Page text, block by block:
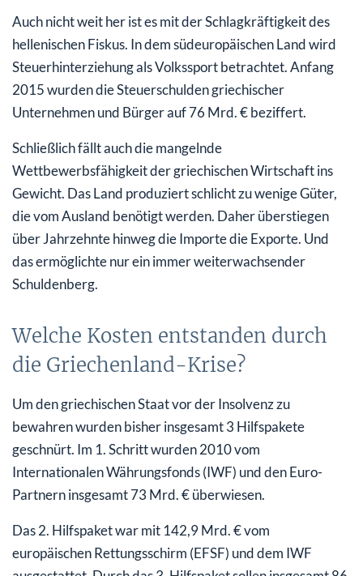
Auch nicht weit her ist es mit der Schlagkräftigkeit des
hellenischen Fiskus. In dem südeuropäischen Land wird
Steuerhinterziehung als Volkssport betrachtet. Anfang
2015 wurden die Steuerschulden griechischer
Unternehmen und Bürger auf 76 Mrd. € beziffert.
Schließlich fällt auch die mangelnde
Wettbewerbsfähigkeit der griechischen Wirtschaft ins
Gewicht. Das Land produziert schlicht zu wenige Güter,
die vom Ausland benötigt werden. Daher überstiegen
über Jahrzehnte hinweg die Importe die Exporte. Und
das ermöglichte nur ein immer weiterwachsender
Schuldenberg.
Welche Kosten entstanden durch
die Griechenland-Krise?
Um den griechischen Staat vor der Insolvenz zu
bewahren wurden bisher insgesamt 3 Hilfspakete
geschnürt. Im 1. Schritt wurden 2010 vom
Internationalen Währungsfonds (IWF) und den Euro-
Partnern insgesamt 73 Mrd. € überwiesen.
Das 2. Hilfspaket war mit 142,9 Mrd. € vom
europäischen Rettungsschirm (EFSF) und dem IWF